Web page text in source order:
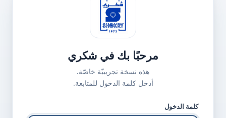
مرحبًا بك في شكري
هذه نسخة تجريبيّة خاصّة.
أدخل كلمة الدخول للمتابعة.
كلمة الدخول